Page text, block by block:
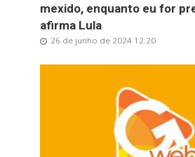
mexido, enquanto eu for
afirma Lula
26 de junho de 2024 12:20